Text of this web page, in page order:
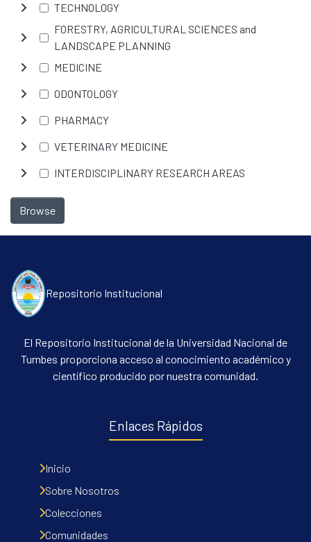
Communities & Collections
TECHNOLOGY
FORESTRY, AGRICULTURAL SCIENCES and
LANDSCAPE PLANNING
MEDICINE
ODONTOLOGY
PHARMACY
VETERINARY MEDICINE
INTERDISCIPLINARY RESEARCH AREAS
Browse
Repositorio Institucional
El Repositorio Institucional de la Universidad Nacional de
Tumbes proporciona acceso al conocimiento académico y
científico producido por nuestra comunidad.
Enlaces Rápidos
Inicio
Sobre Nosotros
Colecciones
Comunidades